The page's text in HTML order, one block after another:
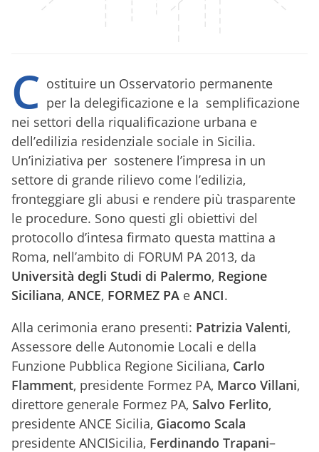
C ostituire un Osservatorio permanente
per la delegificazione e la semplificazione
nei settori della riqualificazione urbana e
dell’edilizia residenziale sociale in Sicilia.
Un’iniziativa per sostenere l’impresa in un
settore di grande rilievo come l’edilizia,
fronteggiare gli abusi e rendere più trasparente
le procedure. Sono questi gli obiettivi del
protocollo d’intesa firmato questa mattina a
Roma, nell’ambito di FORUM PA 2013, da
Università degli Studi di Palermo, Regione
Siciliana, ANCE, FORMEZ PA e ANCI.
Alla cerimonia erano presenti: Patrizia Valenti,
Assessore delle Autonomie Locali e della
Funzione Pubblica Regione Siciliana, Carlo
Flamment, presidente Formez PA, Marco Villani,
direttore generale Formez PA, Salvo Ferlito,
presidente ANCE Sicilia, Giacomo Scala
presidente ANCISicilia, Ferdinando Trapani–